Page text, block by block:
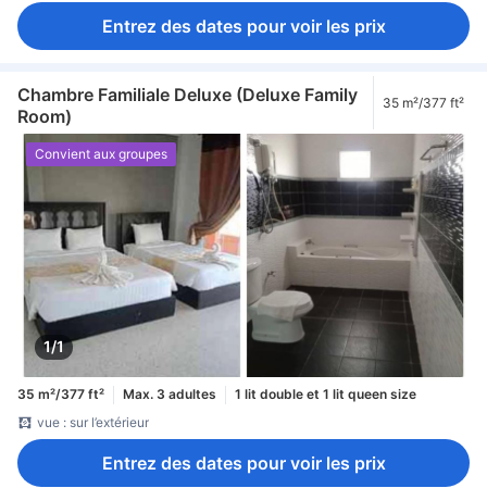
Entrez des dates pour voir les prix
Chambre Familiale Deluxe (Deluxe Family
Room)
35 m²/377 ft²
1/1
Convient aux groupes
35 m²/377 ft² Max. 3 adultes
1 lit double et 1 lit queen size
vue : sur l’extérieur
Entrez des dates pour voir les prix